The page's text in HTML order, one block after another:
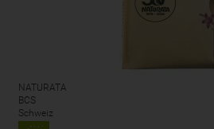
NATURATA
BCS
Schweiz